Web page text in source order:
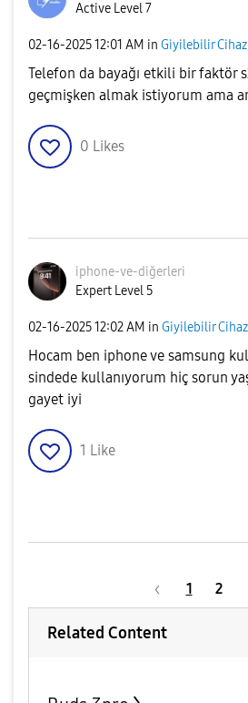
Active Level 7
‎02-16-202512:01 AM in Giyilebilir
Telefon da bayağı etkili bir faktör
geçmişken almak istiyorum ama
0 Likes
iphone-ve-diğerleri
Expert Level 5
‎02-16-202512:02 AM in Giyilebilir
Hocam ben iphone ve samsung
sindede kullanıyorum hiç sorun
gayet iyi
1 Like
1 2
Related Content